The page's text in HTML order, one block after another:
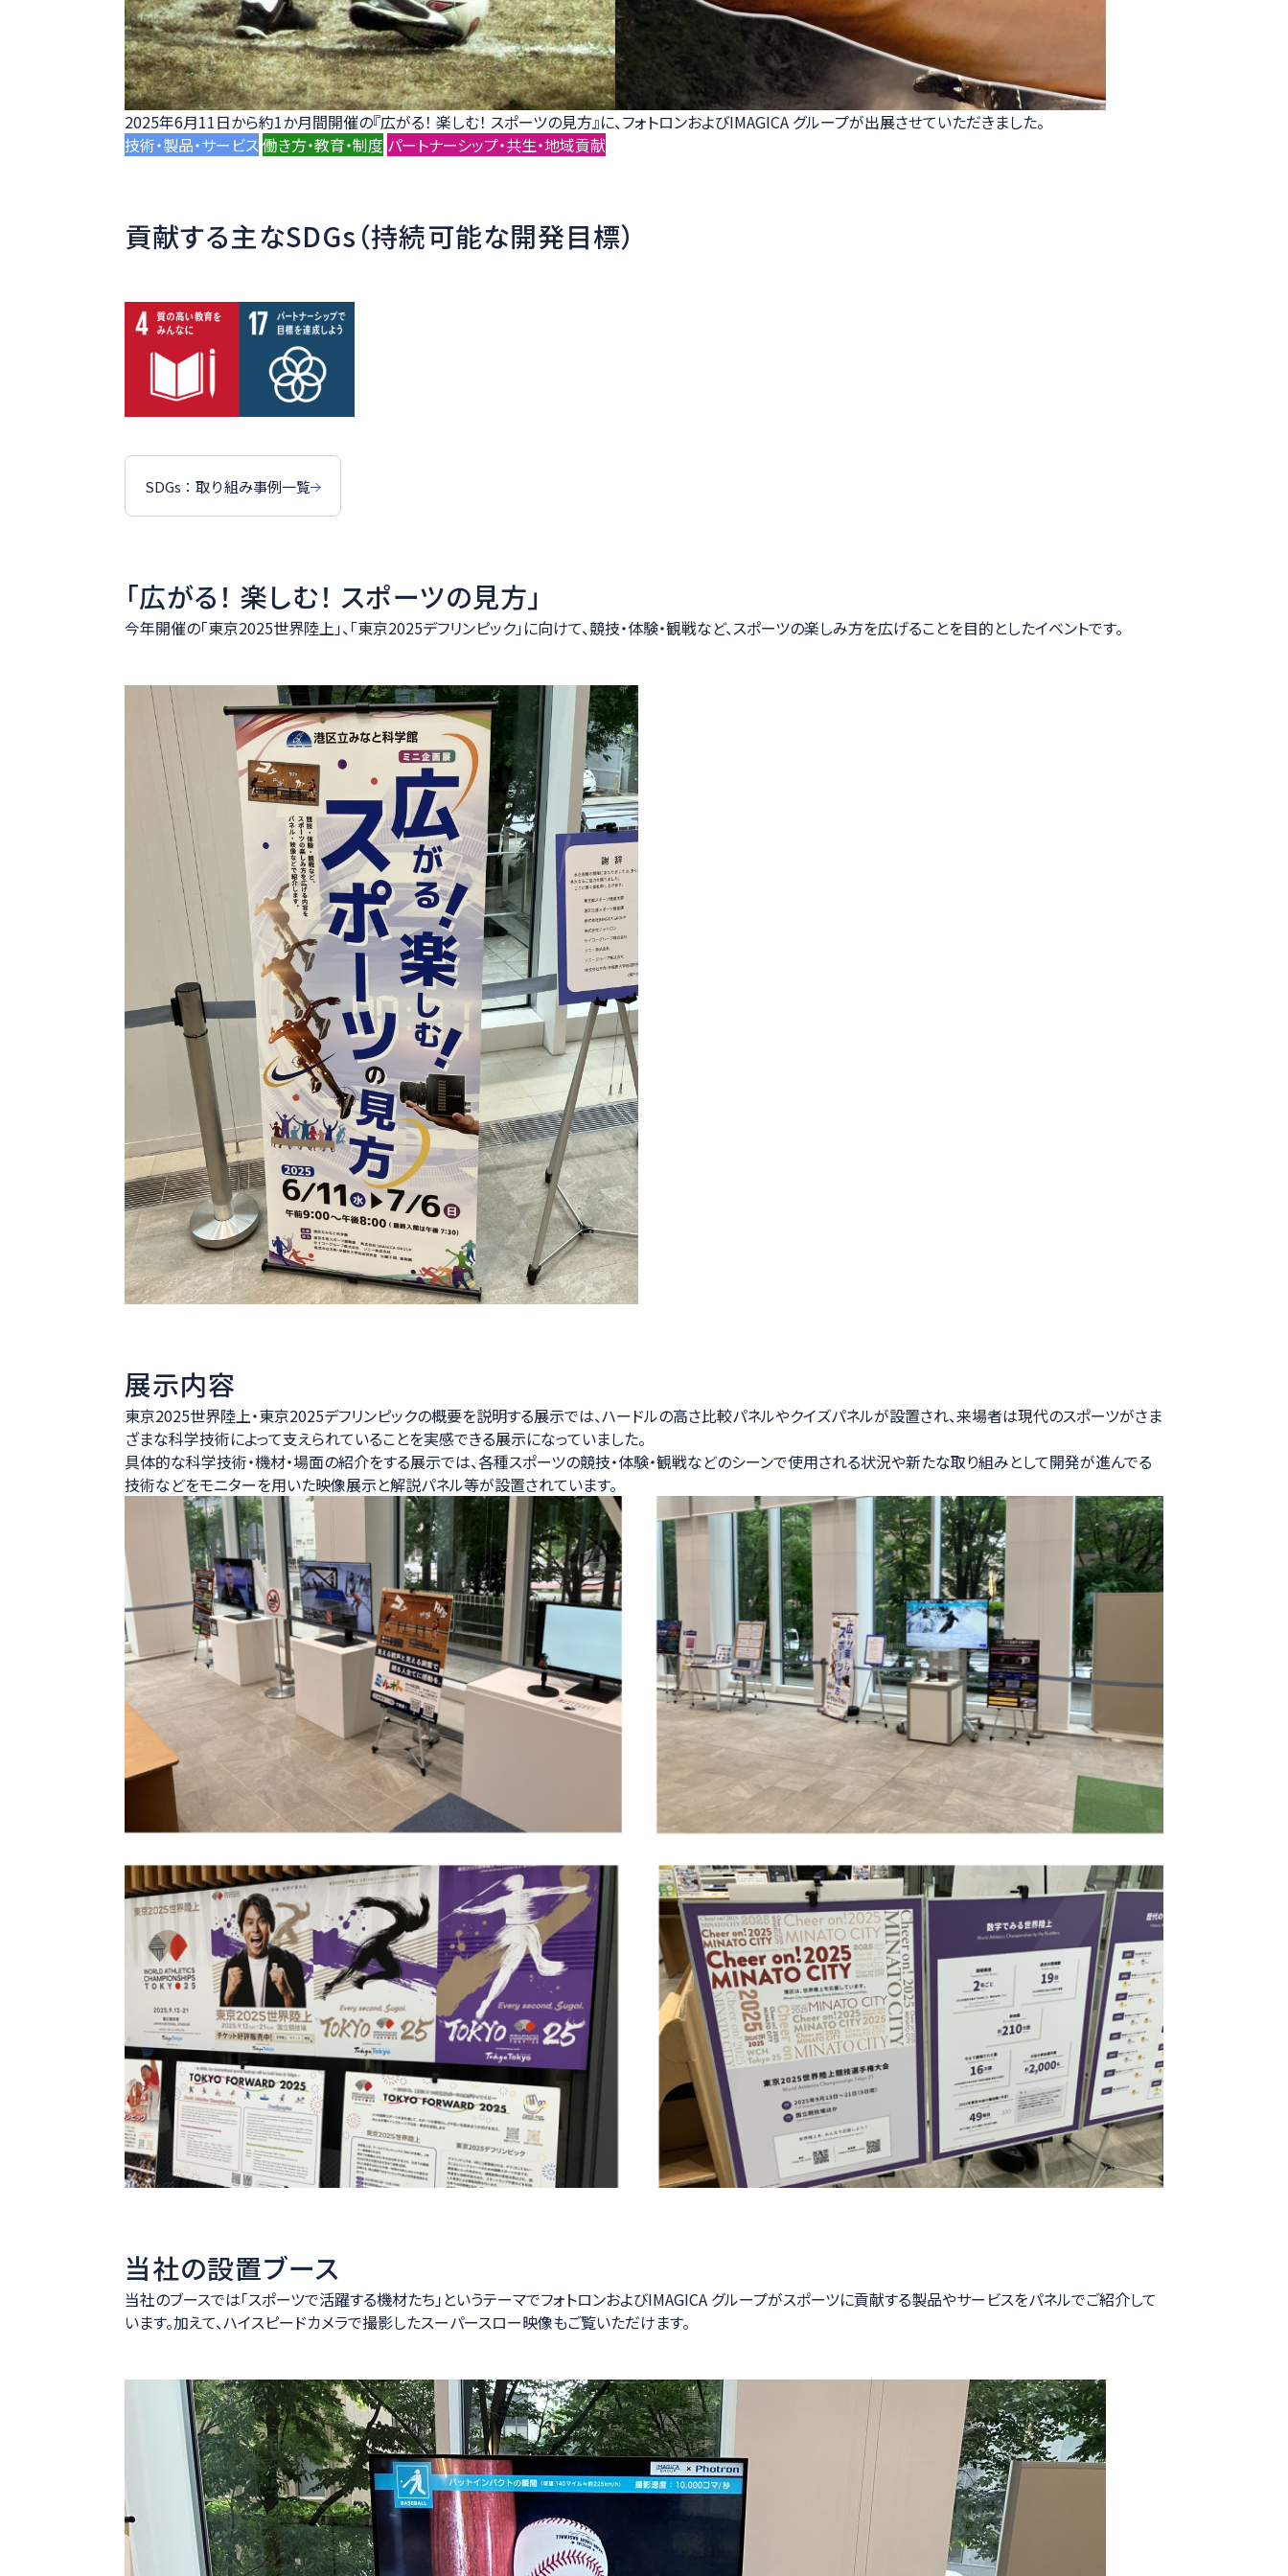
2025年6月11日から約1か月間開催の『広がる！ 楽しむ！ スポーツの見方』に、フォトロンおよびIMAGICA グループが出展させていただきました。
技術・製品・サービス 働き方・教育・制度 パートナーシップ・共生・地域貢献
貢献する主なSDGs（持続可能な開発目標）
SDGs：取り組み事例一覧
「広がる！ 楽しむ！ スポーツの見方」
今年開催の「東京2025世界陸上」、「東京2025デフリンピック」に向けて、競技・体験・観戦など、スポーツの楽しみ方を広げることを目的としたイベントです。
展示内容
東京2025世界陸上・東京2025デフリンピックの概要を説明する展示では、ハードルの高さ比較パネルやクイズパネルが設置され、来場者は現代のスポーツがさま
ざまな科学技術によって支えられていることを実感できる展示になっていました。
具体的な科学技術・機材・場面の紹介をする展示では、各種スポーツの競技・体験・観戦などのシーンで使用される状況や新たな取り組みとして開発が進んでる
技術などをモニターを用いた映像展示と解説パネル等が設置されています。
当社の設置ブース
当社のブースでは「スポーツで活躍する機材たち」というテーマでフォトロンおよびIMAGICA グループがスポーツに貢献する製品やサービスをパネルでご紹介して
います。加えて、ハイスピードカメラで撮影したスーパースロー映像もご覧いただけます。